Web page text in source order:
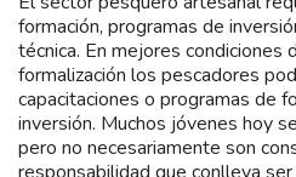
formación, programas de
técnica. En mejores condiciones
formalización los pescadores
capacitaciones o programas de
inversión. Muchos jóvenes hoy
pero no necesariamente son